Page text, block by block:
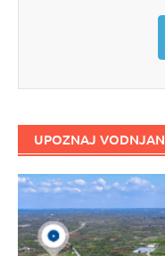
UPOZNAJ VODNJAN